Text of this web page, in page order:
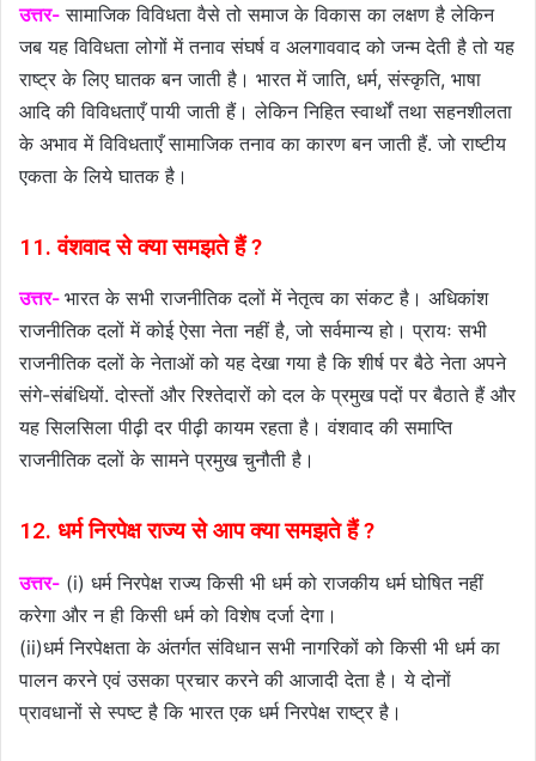
उत्तर- सामाजिक विविधता वैसे तो समाज के विकास का लक्षण है लेकिन
जब यह विविधता लोगों में तनाव संघर्ष व अलगाववाद को जन्म देती है तो यह
राष्ट्र के लिए घातक बन जाती है। भारत में जाति, धर्म, संस्कृति, भाषा
आदि की विविधताएँ पायी जाती हैं। लेकिन निहित स्वार्थों तथा सहनशीलता
के अभाव में विविधताएँ सामाजिक तनाव का कारण बन जाती हैं. जो राष्टीय
एकता के लिये घातक है।
11. वंशवाद से क्या समझते हैं ?
उत्तर- भारत के सभी राजनीतिक दलों में नेतृत्व का संकट है। अधिकांश
राजनीतिक दलों में कोई ऐसा नेता नहीं है, जो सर्वमान्य हो। प्रायः सभी
राजनीतिक दलों के नेताओं को यह देखा गया है कि शीर्ष पर बैठे नेता अपने
संगे-संबंधियों. दोस्तों और रिश्तेदारों को दल के प्रमुख पदों पर बैठाते हैं और
यह सिलसिला पीढ़ी दर पीढ़ी कायम रहता है। वंशवाद की समाप्ति
राजनीतिक दलों के सामने प्रमुख चुनौती है।
12. धर्म निरपेक्ष राज्य से आप क्या समझते हैं ?
उत्तर- (i) धर्म निरपेक्ष राज्य किसी भी धर्म को राजकीय धर्म घोषित नहीं
करेगा और न ही किसी धर्म को विशेष दर्जा देगा।
(ii)धर्म निरपेक्षता के अंतर्गत संविधान सभी नागरिकों को किसी भी धर्म का
पालन करने एवं उसका प्रचार करने की आजादी देता है। ये दोनों
प्रावधानों से स्पष्ट है कि भारत एक धर्म निरपेक्ष राष्ट्र है।